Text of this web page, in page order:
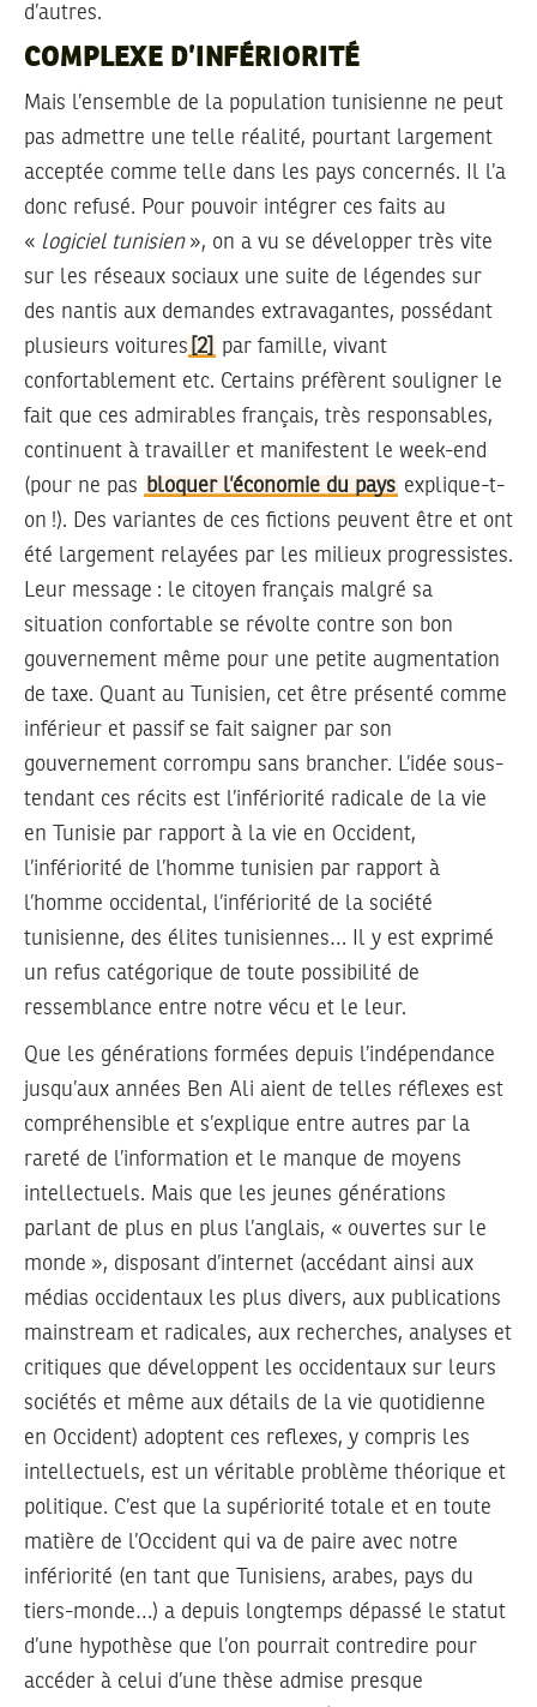
d’autres.
COMPLEXE D’INFÉRIORITÉ
Mais l’ensemble de la population tunisienne ne peut
pas admettre une telle réalité, pourtant largement
acceptée comme telle dans les pays concernés. Il l’a
donc refusé. Pour pouvoir intégrer ces faits au
« logiciel tunisien», on a vu se développer très vite
sur les réseaux sociaux une suite de légendes sur
des nantis aux demandes extravagantes, possédant
plusieurs voitures [2]
par famille, vivant
confortablement etc. Certains préfèrent souligner le
fait que ces admirables français, très responsables,
continuent à travailler et manifestent le week-end
(pour ne pas bloquer l’économie du pays explique-t-
on !). Des variantes de ces fictions peuvent être et ont
été largement relayées par les milieux progressistes.
Leur message : le citoyen français malgré sa
situation confortable se révolte contre son bon
gouvernement même pour une petite augmentation
de taxe. Quant au Tunisien, cet être présenté comme
inférieur et passif se fait saigner par son
gouvernement corrompu sans brancher. L’idée sous-
tendant ces récits est l’infériorité radicale de la vie
en Tunisie par rapport à la vie en Occident,
l’infériorité de l’homme tunisien par rapport à
l’homme occidental, l’infériorité de la société
tunisienne, des élites tunisiennes… Il y est exprimé
un refus catégorique de toute possibilité de
ressemblance entre notre vécu et le leur.
Que les générations formées depuis l’indépendance
jusqu’aux années Ben Ali aient de telles réflexes est
compréhensible et s’explique entre autres par la
rareté de l’information et le manque de moyens
intellectuels. Mais que les jeunes générations
parlant de plus en plus l’anglais, « ouvertes sur le
monde », disposant d’internet (accédant ainsi aux
médias occidentaux les plus divers, aux publications
mainstream et radicales, aux recherches, analyses et
critiques que développent les occidentaux sur leurs
sociétés et même aux détails de la vie quotidienne
en Occident) adoptent ces reflexes, y compris les
intellectuels, est un véritable problème théorique et
politique. C’est que la supériorité totale et en toute
matière de l’Occident qui va de paire avec notre
infériorité (en tant que Tunisiens, arabes, pays du
tiers-monde…) a depuis longtemps dépassé le statut
d’une hypothèse que l’on pourrait contredire pour
accéder à celui d’une thèse admise presque